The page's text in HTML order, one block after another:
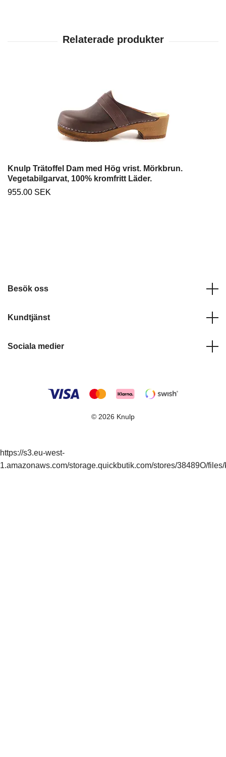
Knulp Trätoffel Dam med Hög vrist. Mörkbrun.
Vegetabilgarvat, 100% kromfritt Läder.
955.00 SEK
Besök oss
Kundtjänst
Sociala medier
© 2026 Knulp
https://s3.eu-west-
1.amazonaws.com/storage.quickbutik.com/stores/38489O/